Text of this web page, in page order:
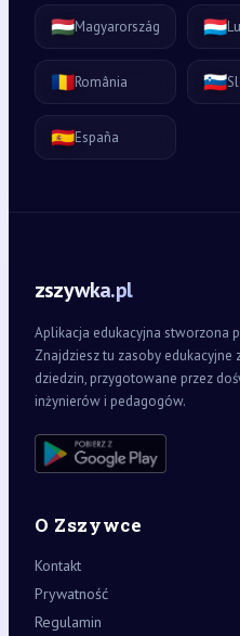
🇭🇺Magyarország 🇱🇺
🇷🇴România 🇸🇮
🇪🇸España
zszywka.pl
Aplikacja edukacyjna stworzona
Znajdziesz tu zasoby edukacyjne
dziedzin, przygotowane przez
inżynierów i pedagogów.
O Zszywce
Kontakt
Prywatność
Regulamin